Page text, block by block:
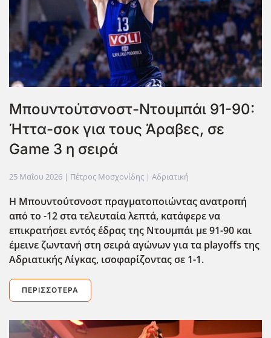
Μπουντούτσνοστ-Ντουμπάι 91-90:
Ήττα-σοκ για τους Άραβες, σε
Game 3 η σειρά
25 Μαΐου 2026 | Πέτρος Μοσχονίδης | Αδριατική
Η Μπουντούτσνοστ πραγματοποιώντας ανατροπή
από το -12 στα τελευταία λεπτά, κατάφερε να
επικρατήσει εντός έδρας της Ντουμπάι με 91-90 και
έμεινε ζωντανή στη σειρά αγώνων για τα playoffs της
Αδριατικής Λίγκας, ισοφαρίζοντας σε 1-1.
ΠΕΡΙΣΣΌΤΕΡΑ